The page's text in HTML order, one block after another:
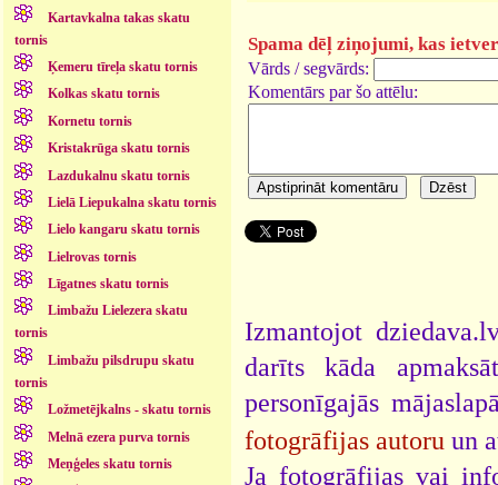
Kartavkalna takas skatu
tornis
Ķemeru tīreļa skatu tornis
Kolkas skatu tornis
Kornetu tornis
Kristakrūga skatu tornis
Lazdukalnu skatu tornis
Lielā Liepukalna skatu tornis
Lielo kangaru skatu tornis
Lielrovas tornis
Līgatnes skatu tornis
Limbažu Lielezera skatu
tornis
Limbažu pilsdrupu skatu
tornis
Ložmetējkalns - skatu tornis
Melnā ezera purva tornis
Meņģeles skatu tornis
Spama dēļ ziņojumi, kas
Vārds / segvārds:
Komentārs par šo attēlu:
Izmantojot
darīts kāda
personīgajās
fotogrāfijas autoru un
Ja fotogrāfijas vai